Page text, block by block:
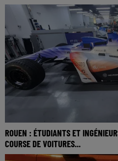
ROUEN : ÉTUDIANTS ET
COURSE DE VOITURES...